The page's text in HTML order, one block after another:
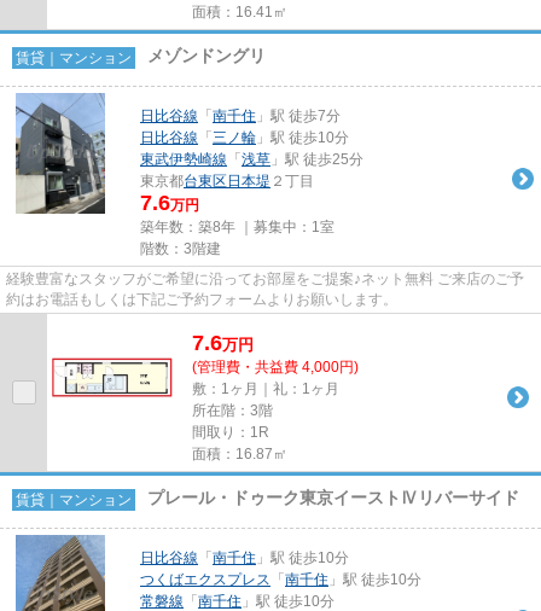
面積：16.41㎡
賃貸｜マンション メゾンドングリ
日比谷線 「 南千住 」駅 徒歩7分
日比谷線 「 三ノ輪 」駅 徒歩10分
東武伊勢崎線 「 浅草 」駅 徒歩25分
東京都台東区 日本堤 ２丁目
7.6万円
築年数：築8年 ｜募集中： 1室
階数：3階建
経験豊富なスタッフがご希望に沿ってお部屋をご提案♪ネット無料 ご来店のご予
約はお電話もしくは下記ご予約フォームよりお願いします。
7.6万円
(管理費・共益費 4,000円)
敷：1ヶ月｜礼：1ヶ月
所在階：3階
間取り：1R
面積：16.87㎡
賃貸｜マンション プレール・ドゥーク東京イーストⅣリバーサイド
日比谷線 「 南千住 」駅 徒歩10分
つくばエクスプレス 「 南千住 」駅 徒歩10分
常磐線 「 南千住 」駅 徒歩10分